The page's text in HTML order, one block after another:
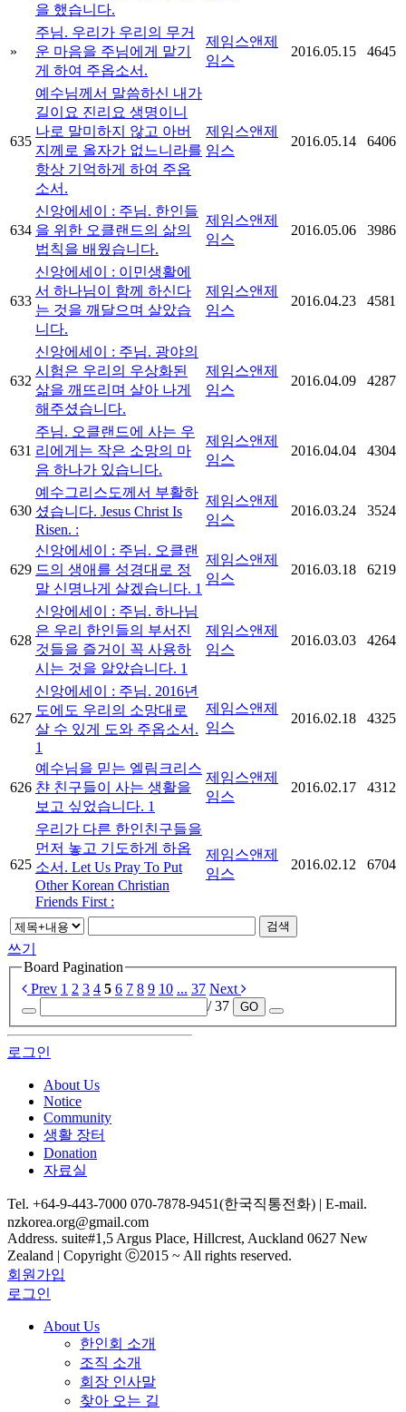
을 했습니다.
»
주님. 우리가 우리의 무거
운 마음을 주님에게 맡기
게 하여 주옵소서.
제임스앤제
임스
2016.05.15 4645
635
예수님께서 말씀하신 내가
길이요 진리요 생명이니
나로 말미하지 않고 아버
지께로 올자가 없느니라를
항상 기억하게 하여 주옵
소서.
제임스앤제
임스
2016.05.14 6406
634
신앙에세이 : 주님. 한인들
을 위한 오클랜드의 삶의
법칙을 배웠습니다.
제임스앤제
임스
2016.05.06 3986
633
신앙에세이 : 이민생활에
서 하나님이 함께 하신다
는 것을 깨달으며 살았습
니다.
제임스앤제
임스
2016.04.23 4581
632
신앙에세이 : 주님. 광야의
시험은 우리의 우상화된
삶을 깨뜨리며 살아 나게
해주셨습니다.
제임스앤제
임스
2016.04.09 4287
631
주님. 오클랜드에 사는 우
리에게는 작은 소망의 마
음 하나가 있습니다.
제임스앤제
임스
2016.04.04 4304
630
예수그리스도께서 부활하
셨습니다. Jesus Christ Is
Risen. :
제임스앤제
임스
2016.03.24 3524
629
신앙에세이 : 주님. 오클랜
드의 생애를 성경대로 정
말 신명나게 살겠습니다. 1
제임스앤제
임스
2016.03.18 6219
628
신앙에세이 : 주님. 하나님
은 우리 한인들의 부서진
것들을 즐거이 꼭 사용하
시는 것을 알았습니다. 1
제임스앤제
임스
2016.03.03 4264
627
신앙에세이 : 주님. 2016년
도에도 우리의 소망대로
살 수 있게 도와 주옵소서.
1
제임스앤제
임스
2016.02.18 4325
626
예수님을 믿는 엘림크리스
챤 친구들이 사는 생활을
보고 싶었습니다. 1
제임스앤제
임스
2016.02.17 4312
625
우리가 다른 한인친구들을
먼저 놓고 기도하게 하옵
소서. Let Us Pray To Put
Other Korean Christian
Friends First :
제임스앤제
임스
2016.02.12 6704
검색
쓰기
Board Pagination
Prev 1 2 3 4 5 6 7 8 9 10 ... 37 Next
/ 37
GO
로그인
About Us
Notice
Community
생활 장터
Donation
자료실
Tel. +64-9-443-7000 070-7878-9451(한국직통전화) | E-mail.
nzkorea.org@gmail.com
Address. suite#1,5 Argus Place, Hillcrest, Auckland 0627 New
Zealand | Copyright ⓒ2015 ~ All rights reserved.
회원가입
로그인
About Us
한인회 소개
조직 소개
회장 인사말
찾아 오는 길